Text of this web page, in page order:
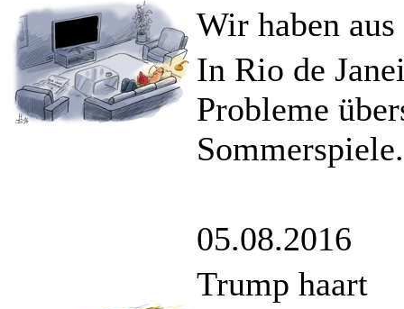
Wir haben
In Rio de
Probleme
Sommerspiele.
05.08.2016
Trump haart